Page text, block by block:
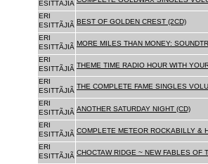
ESITTÃJIÃ
ERI
ESITTÃJIÃ BEST OF GOLDEN CREST (2CD)
ERI
ESITTÃJIÃ MORE MILES THAN MONEY:
ERI
ESITTÃJIÃ THEME TIME RADIO HOUR WITH
ERI
ESITTÃJIÃ
THE COMPLETE FAME SINGLES
ERI
ESITTÃJIÃ ANOTHER SATURDAY NIGHT (CD)
ERI
ESITTÃJIÃ COMPLETE METEOR ROCKABILLY &
ERI
ESITTÃJIÃ CHOCTAW RIDGE ~ NEW FABLES OF